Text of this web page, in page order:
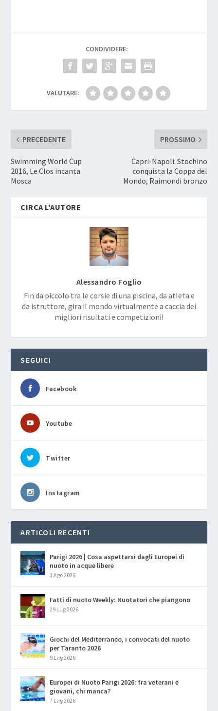
CONDIVIDERE:
VALUTARE:
PRECEDENTE
Swimming World Cup
2016, Le Clos incanta
Mosca
PROSSIMO
Capri-Napoli: Stochino
conquista la Coppa del
Mondo, Raimondi bronzo
CIRCA L'AUTORE
Alessandro Foglio
Fin da piccolo tra le corsie di una piscina, da atleta e
da istruttore, gira il mondo virtualmente a caccia dei
migliori risultati e competizioni!
SEGUICI
Facebook
Youtube
Twitter
Instagram
ARTICOLI RECENTI
Parigi 2026 | Cosa aspettarsi dagli Europei di
nuoto in acque libere
3 Ago 2026
Fatti di nuoto Weekly: Nuotatori che piangono
29 Lug 2026
Giochi del Mediterraneo, i convocati del nuoto
per Taranto 2026
9 Lug 2026
Europei di Nuoto Parigi 2026: fra veterani e
giovani, chi manca?
7 Lug 2026